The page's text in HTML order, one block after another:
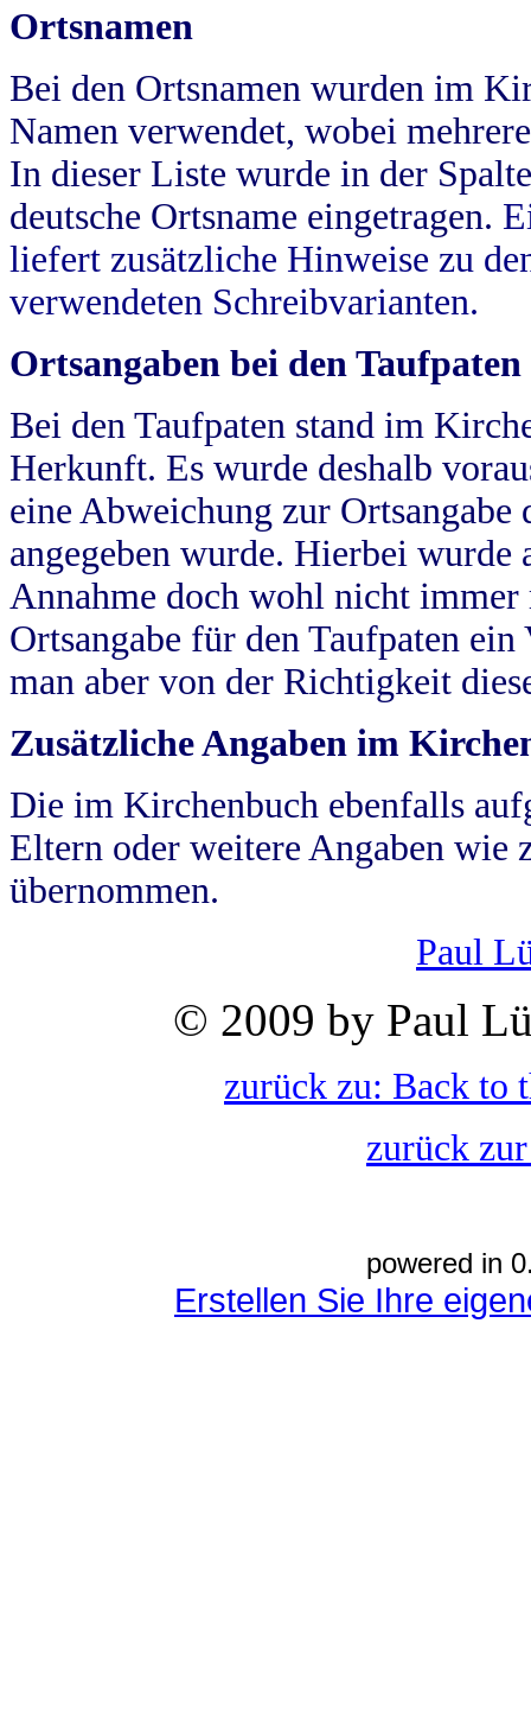
Ortsnamen
Bei den Ortsnamen wurden im
Namen verwendet, wobei
In dieser Liste wurde in der
deutsche Ortsname eingetragen.
liefert zusätzliche Hinweise zu
verwendeten Schreibvarianten.
Ortsangaben bei den Taufpaten
Bei den Taufpaten stand im
Herkunft. Es wurde deshalb
eine Abweichung zur
angegeben wurde. Hierbei wurde
Annahme doch wohl nicht
Ortsangabe für den Taufpaten
man aber von der Richtigkeit
Zusätzliche Angaben im
Die im Kirchenbuch ebenfalls
Eltern oder weitere Angaben wie
übernommen.
Paul
© 2009 by Paul
zurück zu: Back to
zurück
powered in
Erstellen Sie Ihre